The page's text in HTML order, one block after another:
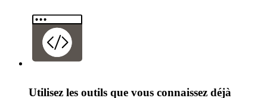
Utilisez les outils que vous connaissez déjà